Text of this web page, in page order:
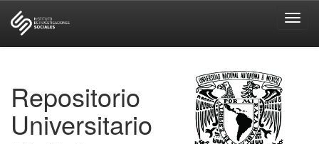
Repositorio
Universitario